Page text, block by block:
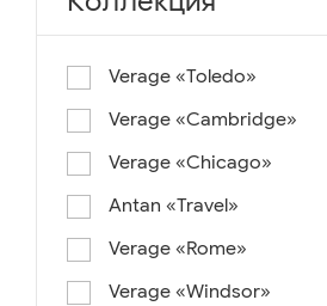
Verage «Toledo»
Verage «Cambridge»
Verage «Chicago»
Antan «Travel»
Verage «Rome»
Verage «Windsor»